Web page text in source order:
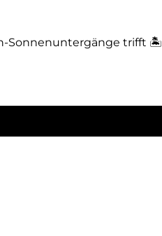
Sonnenuntergänge trifft 🏝️